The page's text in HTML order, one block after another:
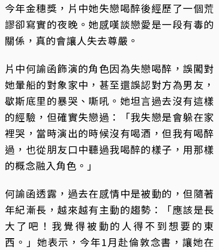
今年金穗獎，片中她失戀喝醉後經歷了一個荒
謬卻寫實的夜晚。她感嘆談戀愛是一段有毒的
關係，真的會讓人失去尊嚴。
片中何諭函飾演的角色因為失戀喝醉，誤闖對
她暈船的對象家中，甚至還誤認對方為男友，
歇斯底里的暴哭、嘶吼。她坦言過去沒有這樣
的經驗，但確實失戀過：「我失戀是會躲在家
裡哭，當時演出的時候沒有喝酒，但我有喝醉
過，也從朋友口中聽過我喝醉的樣子，用那樣
的概念融入角色。」
何諭函透露，過去在感情中是被動的，但隨著
年紀漸長，越來越有主動的趨勢：「應該是長
大了吧！我覺得被動的人得不到想要的東
西。」她表示，今年1月赴倫敦念書，讓她在